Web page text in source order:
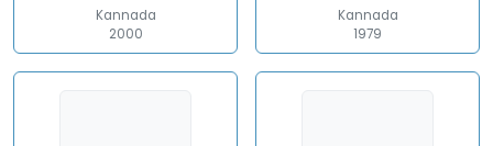
Kannada
2000
Kannada
1979